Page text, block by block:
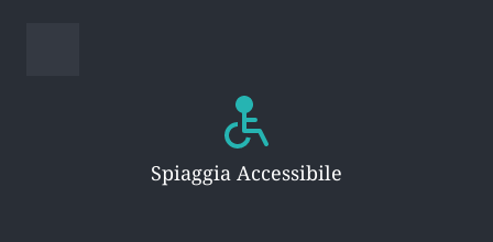
Spiaggia Accessibile